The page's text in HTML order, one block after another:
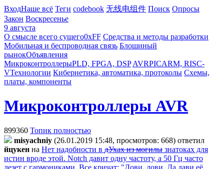
ВходНаше всё Теги codebook 无线电组件 Поиск Опросы
Закон Воскресенье
9 августа
О смысле всего сущего0xFF Средства и методы разработки
Мобильная и беспроводная связь Блошиный
рынокОбъявления
МикроконтроллерыPLD, FPGA, DSP AVRPICARM, RISC-
VТехнологии Кибернетика, автоматика, протоколы Схемы,
платы, компоненты
Микроконтроллеры AVR
899360 Топик полностью
misyachniy (26.01.2019 15:48, просмотров: 668) ответил
йцукен на Нет надобности в дУхах из могилы знатоках для
истин вроде этой. Notch давит одну частоту, а 50 Гц часто
лезет с гармониками. Все кричат: "Лови, лови, Да дави её,